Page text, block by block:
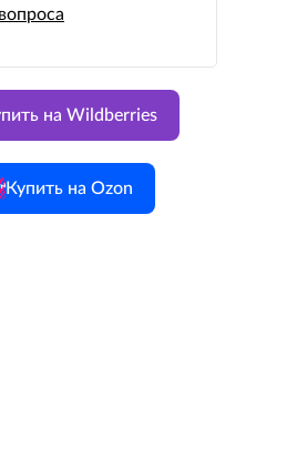
на Wildberries
Купить на Ozon